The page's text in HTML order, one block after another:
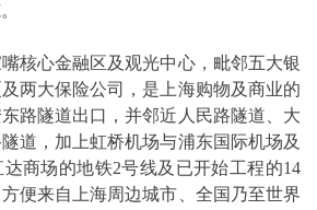
嘴核心金融区及观光中心，毗邻五大银
两大保险公司，是上海购物及商业的
路隧道出口，并邻近人民路隧道、大
道，加上虹桥机场与浦东国际机场及
商场的地铁2号线及已开始工程的14
便来自上海周边城市、全国乃至世界